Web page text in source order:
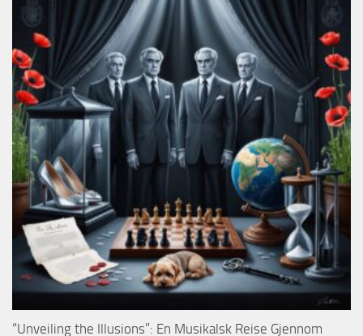
“Unveiling the Illusions”: En Musikalsk Reise Gjennom